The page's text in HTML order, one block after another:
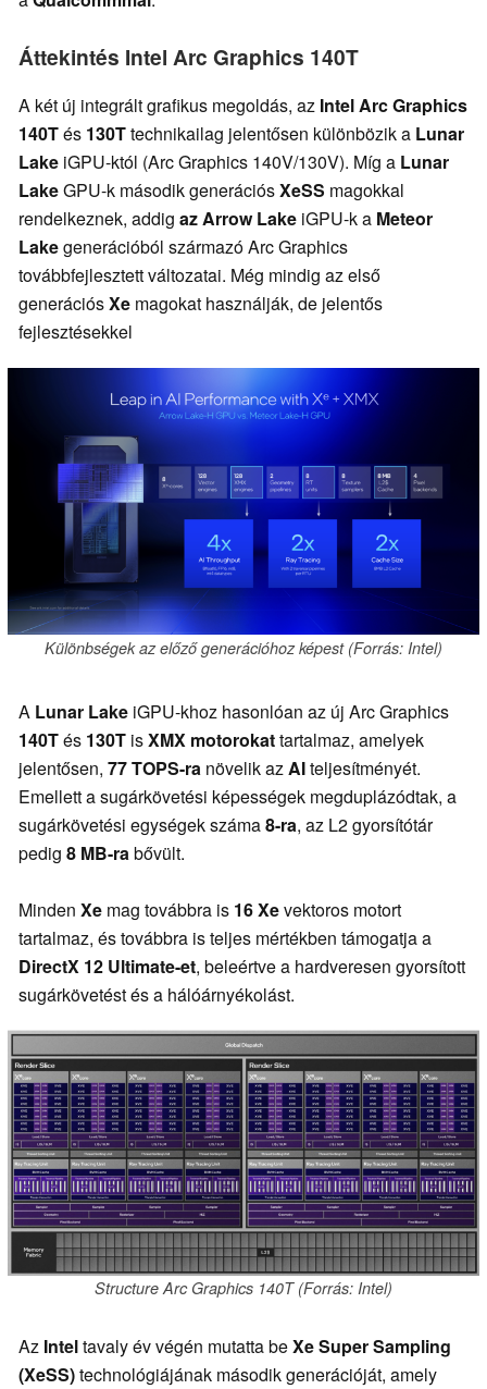
Áttekintés Intel Arc Graphics 140T
A két új integrált grafikus megoldás, az Intel Arc Graphics
140Tés 130Ttechnikailag jelentősen különbözik a Lunar
Lake iGPU-któl (Arc Graphics 140V/130V). Míg a Lunar
LakeGPU-k második generációsXeSS magokkal
rendelkeznek, addig az Arrow Lake iGPU-k a Meteor
Lakegenerációból származó Arc Graphics
továbbfejlesztett változatai. Még mindig az első
generációsXe magokat használják, de jelentős
fejlesztésekkel
Különbségek az előző generációhoz képest (Forrás: Intel)
A Lunar Lake iGPU-khoz hasonlóan az új Arc Graphics
140Tés 130T isXMX motorokattartalmaz, amelyek
jelentősen, 77 TOPS-ra növelik azAIteljesítményét.
Emellett a sugárkövetési képességek megduplázódtak, a
sugárkövetési egységek száma8-ra, az L2 gyorsítótár
pedig 8 MB-rabővült.
Minden Xe mag továbbra is 16 Xevektoros motort
tartalmaz, és továbbra is teljes mértékben támogatja a
DirectX 12 Ultimate-et, beleértve a hardveresen gyorsított
sugárkövetést és a hálóárnyékolást.
Structure Arc Graphics 140T (Forrás: Intel)
Az Inteltavaly év végén mutatta beXe Super Sampling
(XeSS)technológiájának második generációját, amely